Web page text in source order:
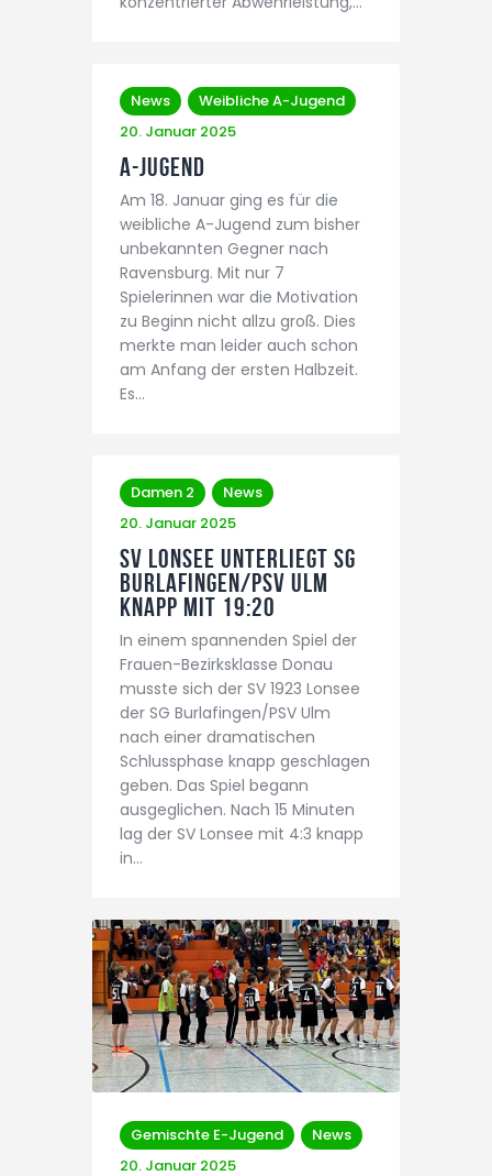
News
Weibliche A-Jugend
20. Januar 2025
A-Jugend
Am 18. Januar ging es für die
weibliche A-Jugend zum bisher
unbekannten Gegner nach
Ravensburg. Mit nur 7
Spielerinnen war die Motivation
zu Beginn nicht allzu groß. Dies
merkte man leider auch schon
am Anfang der ersten Halbzeit.
Es…
Damen 2
News
20. Januar 2025
SV Lonsee unterliegt SG
Burlafingen/PSV Ulm
knapp mit 19:20
In einem spannenden Spiel der
Frauen-Bezirksklasse Donau
musste sich der SV 1923 Lonsee
der SG Burlafingen/PSV Ulm
nach einer dramatischen
Schlussphase knapp geschlagen
geben. Das Spiel begann
ausgeglichen. Nach 15 Minuten
lag der SV Lonsee mit 4:3 knapp
in…
Gemischte E-Jugend
News
20. Januar 2025